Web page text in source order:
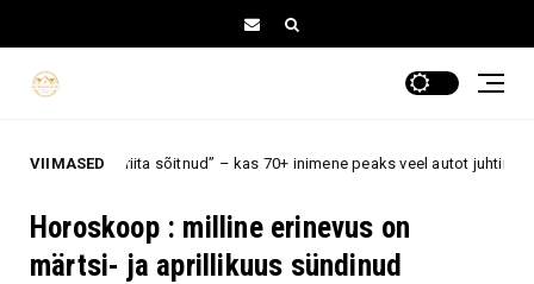
VIIMASED
sõitnud” – kas 70+ inimene peaks veel autot juhtima, kui reaktsioon
Horoskoop : milline erinevus on
märtsi- ja aprillikuus sündinud